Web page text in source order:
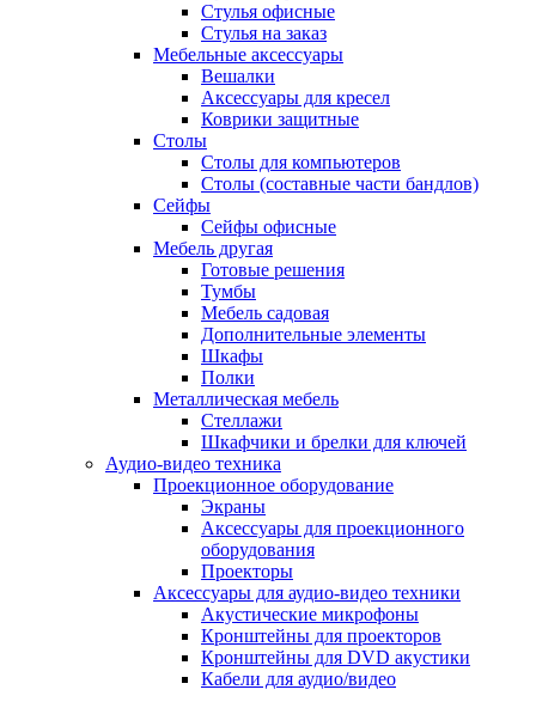
Стулья офисные
Стулья на заказ
Мебельные аксессуары
Вешалки
Аксессуары для кресел
Коврики защитные
Столы
Столы для компьютеров
Столы (составные части бандлов)
Сейфы
Сейфы офисные
Мебель другая
Готовые решения
Тумбы
Мебель садовая
Дополнительные элементы
Шкафы
Полки
Металлическая мебель
Стеллажи
Шкафчики и брелки для ключей
Аудио-видео техника
Проекционное оборудование
Экраны
Аксессуары для проекционного
оборудования
Проекторы
Аксессуары для аудио-видео техники
Акустические микрофоны
Кронштейны для проекторов
Кронштейны для DVD акустики
Кабели для аудио/видео